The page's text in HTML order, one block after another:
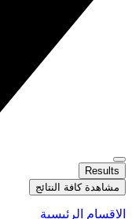
Results
مشاهدة كافة النتائج
الاقسام الرئيسية